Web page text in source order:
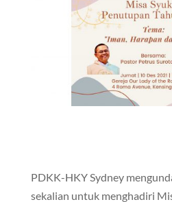
PDKK-HKY Sydney
sekalian untuk menghadiri